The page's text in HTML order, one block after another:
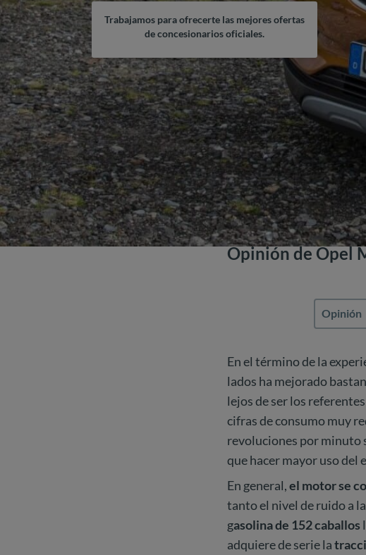
Trabajamos para ofrecerte las mejores ofertas
de concesionarios oficiales.
Opinión de Opel
Opinión
En el término de la
lados ha mejorado
lejos de ser los
cifras de consumo muy
revoluciones por minuto
que hacer mayor uso del
En general,el motor se
tanto el nivel de ruido a
gasolina de 152 caballos
adquiere de serie la